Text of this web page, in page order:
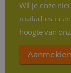
Wil je onze
mailadres in
hoogte van